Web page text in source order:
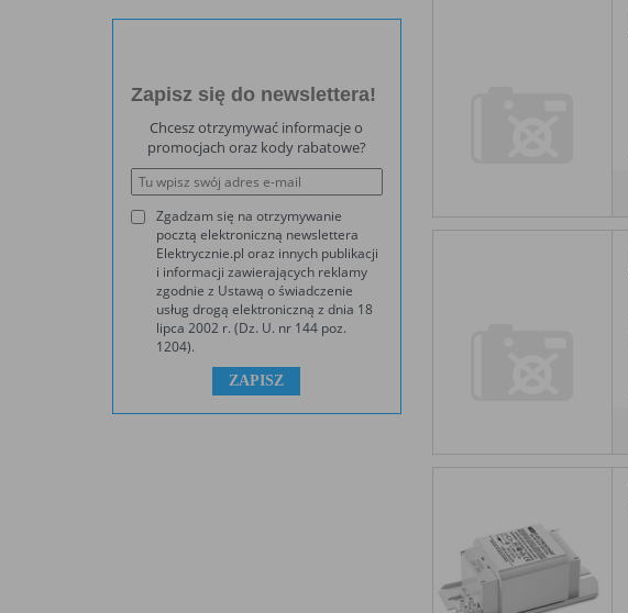
Zapisz się do newslettera!
Chcesz otrzymywać informacje o
promocjach oraz kody rabatowe?
Zgadzam się na otrzymywanie
pocztą elektroniczną newslettera
Elektrycznie.pl oraz innych publikacji
i informacji zawierających reklamy
zgodnie z Ustawą o świadczenie
usług drogą elektroniczną z dnia 18
lipca 2002 r. (Dz. U. nr 144 poz.
1204).